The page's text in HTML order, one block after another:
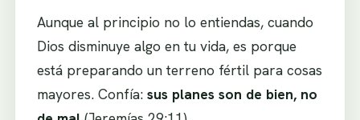
Aunque al principio no lo entiendas, cuando
Dios disminuye algo en tu vida, es porque
está preparando un terreno fértil para cosas
mayores. Confía: sus planes son de bien, no